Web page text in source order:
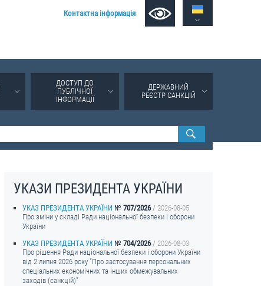
Контактна інформація
ДОСТУП ДО
ПУБЛІЧНОЇ
ІНФОРМАЦІЇ
ДЕРЖАВНИЙ
РЕЄСТР САНКЦІЙ
УКАЗИ ПРЕЗИДЕНТА УКРАЇНИ
УКАЗ ПРЕЗИДЕНТА УКРАЇНИ 707/2026
2026-08-05
Про зміни у складі Ради національної безпеки і оборони
України
УКАЗ ПРЕЗИДЕНТА УКРАЇНИ
704/2026
2026-08-03
Про рішення Ради національної безпеки і оборони України
від 2 липня 2026 року "Про застосування персональних
спеціальних економічних та інших обмежувальних
заходів (санкцій)"